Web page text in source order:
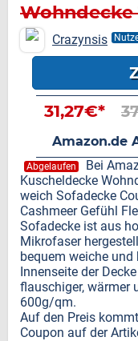
Wohndecke
Crazynsis
31,27€*
Amazon.de
Abgelaufen
Bei
Kuscheldecke
weich Sofadecke
Cashmeer Gefühl
Sofadecke ist aus
Mikrofaser
bequem weiche und
Innenseite der
flauschiger, wärmer
600g/qm.
Auf den Preis
Coupon auf der